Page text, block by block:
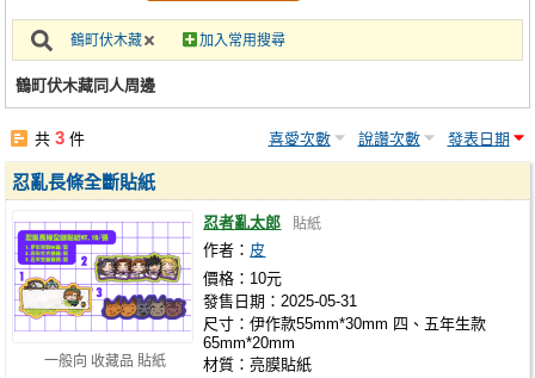
會員功能選單
註冊會員
鶴町伏木藏 加入常用搜尋
鶴町伏木藏同人周邊
共3 件 喜愛次數 說讚次數 發表日期
一般向 收藏品 貼紙
忍亂長條全斷貼紙
忍者亂太郎 貼紙
作者： 皮
價格：10元
發售日期：2025-05-31
尺寸：伊作款55mm*30mm 四、五年生款
65mm*20mm
材質：亮膜貼紙